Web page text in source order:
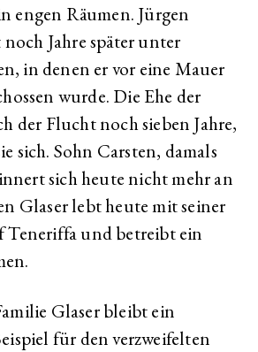
engen Räumen. Jürgen
Jahre später unter
in denen er vor eine Mauer
wurde. Die Ehe der
der Flucht noch sieben Jahre,
sich. Sohn Carsten, damals
sich heute nicht mehr an
Glaser lebt heute mit seiner
Teneriffa und betreibt ein
Glaser bleibt ein
für den verzweifelten